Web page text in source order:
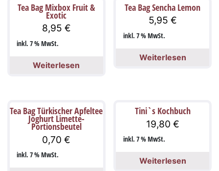
Tea Bag Mixbox Fruit &
Exotic
8,95 €
inkl. 7 % MwSt.
Weiterlesen
Tea Bag Sencha Lemon
5,95 €
inkl. 7 % MwSt.
Weiterlesen
Tea Bag Türkischer Apfeltee
Joghurt Limette-
Portionsbeutel
0,70€
inkl. 7 % MwSt.
Tini`s Kochbuch
19,80 €
inkl. 7 % MwSt.
Weiterlesen